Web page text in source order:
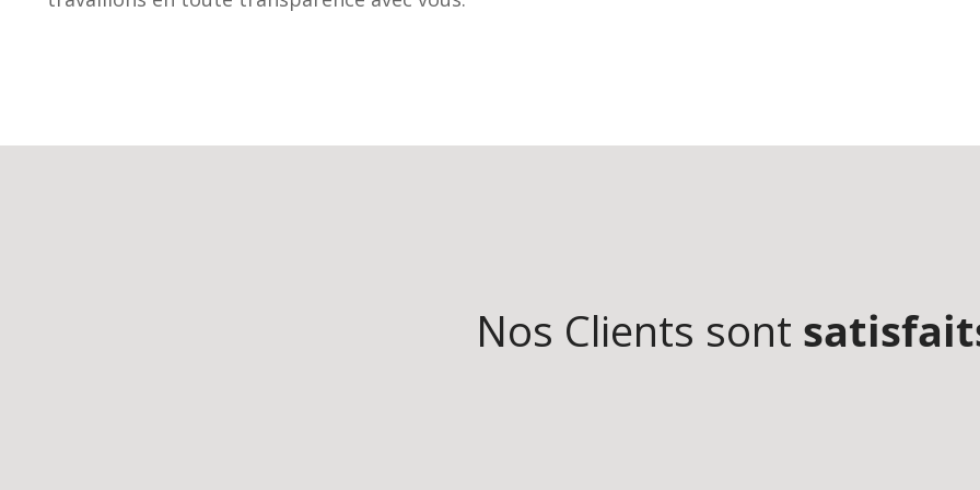
Nos Clients sont